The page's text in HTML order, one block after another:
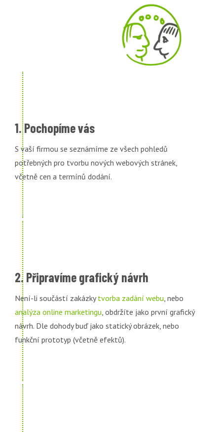
1. Pochopíme vás
S vaší firmou se seznámíme ze všech pohledů
potřebných pro tvorbu nových webových stránek,
včetně cen a termínů dodání.
2. Připravíme grafický návrh
Není-li součástí zakázkytvorba zadání webu, nebo
analýza online marketingu, obdržíte jako první grafický
návrh. Dle dohody buď jako statický obrázek, nebo
funkční prototyp (včetně efektů).